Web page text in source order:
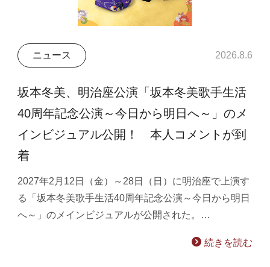
ニュース 2026.8.6
坂本冬美、明治座公演「坂本冬美歌手生活
40周年記念公演～今日から明日へ～」のメ
インビジュアル公開！ 本人コメントが到
着
2027年2月12日（金）～28日（日）に明治座で上演す
る「坂本冬美歌手生活40周年記念公演～今日から明日
へ～」のメインビジュアルが公開された。…
続きを読む